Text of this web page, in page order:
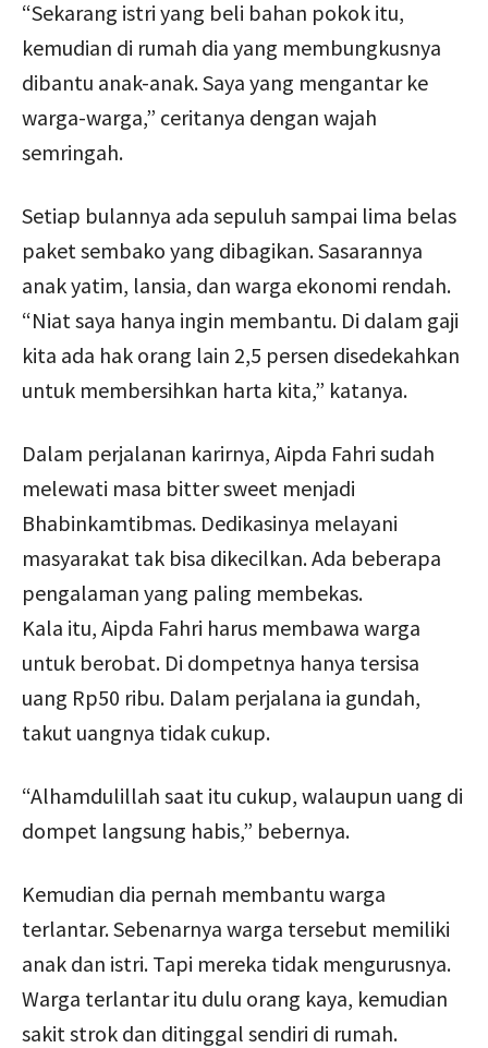
“Sekarang istri yang beli bahan pokok itu,
kemudian di rumah dia yang membungkusnya
dibantu anak-anak. Saya yang mengantar ke
warga-warga,” ceritanya dengan wajah
semringah.
Setiap bulannya ada sepuluh sampai lima belas
paket sembako yang dibagikan. Sasarannya
anak yatim, lansia, dan warga ekonomi rendah.
“Niat saya hanya ingin membantu. Di dalam gaji
kita ada hak orang lain 2,5 persen disedekahkan
untuk membersihkan harta kita,” katanya.
Dalam perjalanan karirnya, Aipda Fahri sudah
melewati masa bitter sweet menjadi
Bhabinkamtibmas. Dedikasinya melayani
masyarakat tak bisa dikecilkan. Ada beberapa
pengalaman yang paling membekas.
Kala itu, Aipda Fahri harus membawa warga
untuk berobat. Di dompetnya hanya tersisa
uang Rp50 ribu. Dalam perjalana ia gundah,
takut uangnya tidak cukup.
“Alhamdulillah saat itu cukup, walaupun uang di
dompet langsung habis,” bebernya.
Kemudian dia pernah membantu warga
terlantar. Sebenarnya warga tersebut memiliki
anak dan istri. Tapi mereka tidak mengurusnya.
Warga terlantar itu dulu orang kaya, kemudian
sakit strok dan ditinggal sendiri di rumah.